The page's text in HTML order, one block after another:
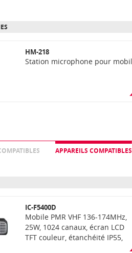
HM-218
Station microphone pour
APPAREILS COMPATIBLES
IC-F5400D
Mobile PMR VHF 136-174MHz,
25W, 1024 canaux, écran LCD
TFT couleur, étanchéité IP55,
fonction "AquaQuake" (éjection